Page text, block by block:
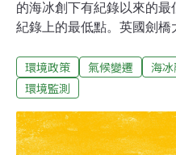
的海冰創下有紀錄以來的
紀錄上的最低點。英國劍
帶來的影響，像是海水水
體。據英國《獨立報》報導
海冰的面積和厚度都明顯
著冰層的面積變小，會改
環境政策 氣候變遷 海
環境監測